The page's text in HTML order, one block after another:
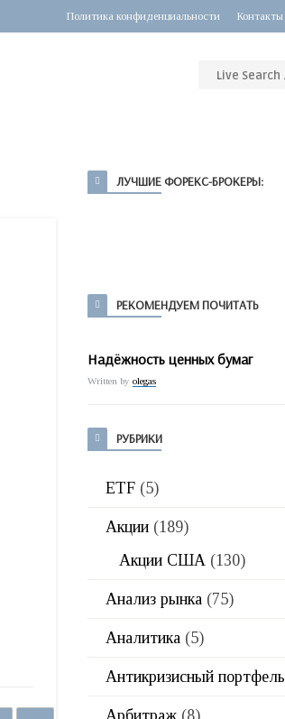
Политика конфиденциальности Контакты
ЛУЧШИЕ ФОРЕКС-БРОКЕРЫ:
РЕКОМЕНДУЕМ ПОЧИТАТЬ
Надёжность ценных бумаг
Written by olegas
РУБРИКИ
ETF (5)
Акции (189)
Акции США (130)
Анализ рынка (75)
Аналитика (5)
Антикризисный портфель
Арбитраж (8)